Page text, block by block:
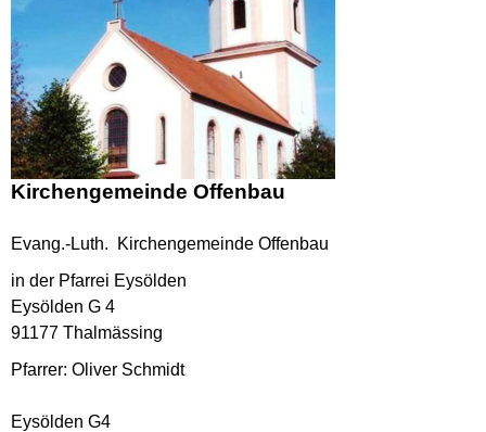
Kirchengemeinde Offenbau
Evang.-Luth. Kirchengemeinde Offenbau
in der Pfarrei Eysölden
Eysölden G 4
91177 Thalmässing
Pfarrer: Oliver Schmidt
Eysölden G4